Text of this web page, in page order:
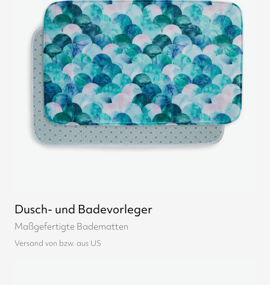
Dusch- und Badevorleger
Maßgefertigte Badematten
Versand von bzw. aus US